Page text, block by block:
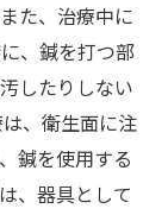
た、治療中に
、鍼を打つ部
したりしない
、衛生面に注
鍼を使用する
、器具として